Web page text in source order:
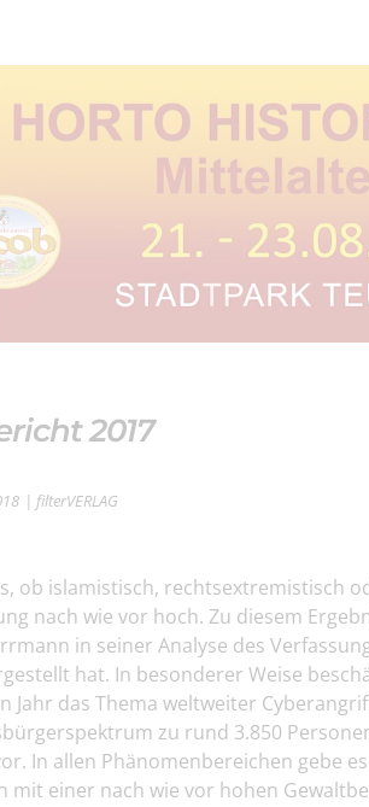
2017
| filterVERLAG
ob islamistisch, rechtsextremistisch
nach wie vor hoch. Zu diesem
in seiner Analyse des
hat. In besonderer Weise
Jahr das Thema weltweiter
zu rund 3.850
In allen Phänomenbereichen gebe es
mit einer nach wie vor hohen